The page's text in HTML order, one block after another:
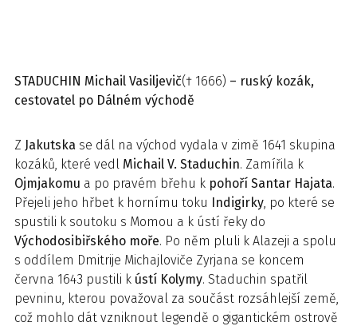
STADUCHIN Michail Vasiljevič(† 1666) – ruský kozák,
cestovatel po Dálném východě
Z Jakutska se dál na východ vydala v zimě 1641 skupina
kozáků, které vedl Michail V. Staduchin. Zamířila k
Ojmjakomu a po pravém břehu k pohoří Santar Hajata.
Přejeli jeho hřbet k hornímu toku Indigirky, po které se
spustili k soutoku s Momou a k ústí řeky do
Východosibiřského moře. Po něm pluli k Alazeji a spolu
s oddílem Dmitrije Michajloviče Zyrjana se koncem
června 1643 pustili k ústí Kolymy. Staduchin spatřil
pevninu, kterou považoval za součást rozsáhlejší země,
což mohlo dát vzniknout legendě o gigantickém ostrově